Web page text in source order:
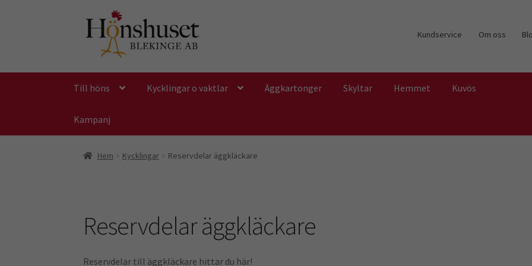
till
navigering
till
innehåll
Kundservice Om oss
Till höns Kycklingar o vaktlar Äggkartonger Skyltar Hemmet Kuvös
Kampanj
Hem Kycklingar Reservdelar äggkläckare
Reservdelar äggkläckare
Reservdelar till äggkläckare hittar du här!